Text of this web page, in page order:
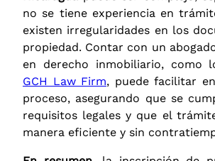
no se tiene experiencia en
existen irregularidades en los
propiedad. Contar con un
en derecho inmobiliario, como
GCH Law Firm, puede facilitar
proceso, asegurando que se
requisitos legales y que el
manera eficiente y sin